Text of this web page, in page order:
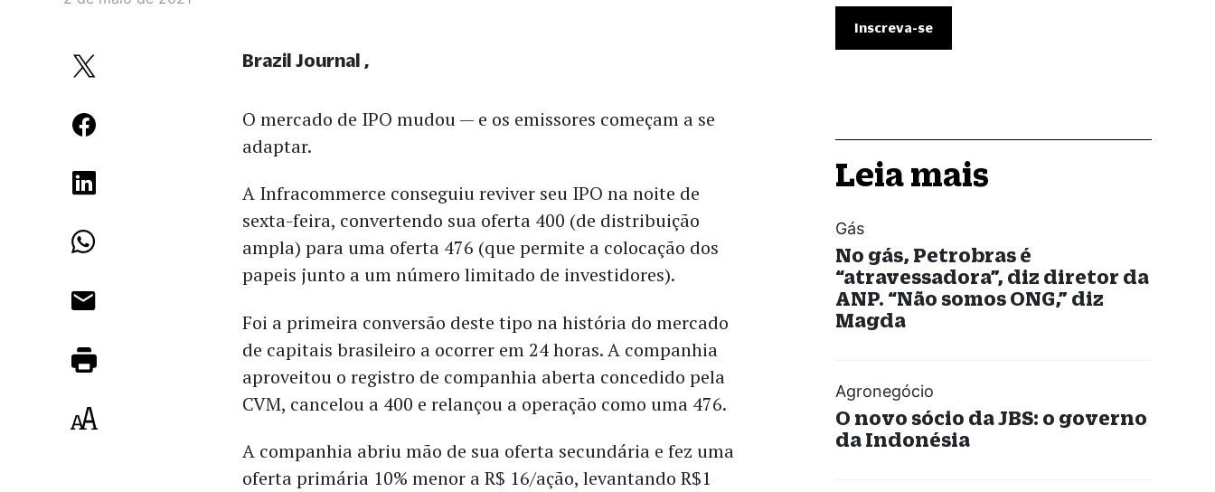
O mercado de IPO mudou — e os emissores começam a se
adaptar.
A Infracommerce conseguiu reviver seu IPO na noite de
sexta-feira, convertendo sua oferta 400 (de distribuição
ampla) para uma oferta 476 (que permite a colocação dos
papeis junto a um número limitado de investidores).
Foi a primeira conversão deste tipo na história do mercado
de capitais brasileiro a ocorrer em 24 horas. A companhia
aproveitou o registro de companhia aberta concedido pela
CVM, cancelou a 400 e relançou a operação como uma 476.
A companhia abriu mão de sua oferta secundária e fez uma
oferta primária 10% menor a R$ 16/ação, levantando R$1
Brazil Journal
Leia mais
Gás
No gás, Petrobras é
“atravessadora”, diz diretor da
ANP. “Não somos ONG,” diz
Magda
Agronegócio
O novo sócio da JBS: o governo
da Indonésia